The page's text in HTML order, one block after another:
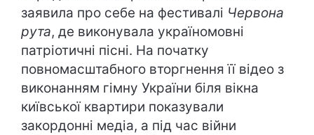
заявила про себе на фестивалі Червона
рута, де виконувала україномовні
патріотичні пісні. На початку
повномасштабного вторгнення її відео з
виконанням гімну України біля вікна
київської квартири показували
закордонні медіа, а під час війни